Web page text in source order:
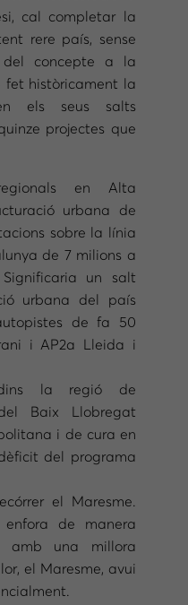
cal completar la
rere país, sense
del concepte a la
fet històricament la
els seus salts
projectes que
en Alta
urbana de
sobre la línia
de 7 milions a
un salt
urbana del país
de fa 50
i AP2a Lleida i
la regió de
Baix Llobregat
i de cura en
del programa
el Maresme.
de manera
amb una millora
el Maresme, avui